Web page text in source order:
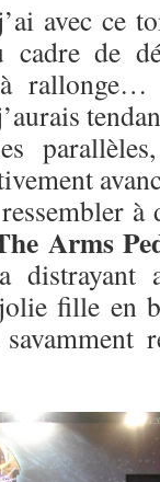
avec ce
de
rallonge…
à
Arms
fille en